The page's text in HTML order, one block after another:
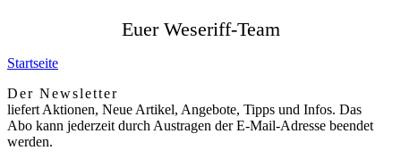
Euer Weseriff-Team
Startseite
Der Newsletter
liefert Aktionen, Neue Artikel, Angebote, Tipps und Infos. Das
Abo kann jederzeit durch Austragen der E-Mail-Adresse beendet
werden.